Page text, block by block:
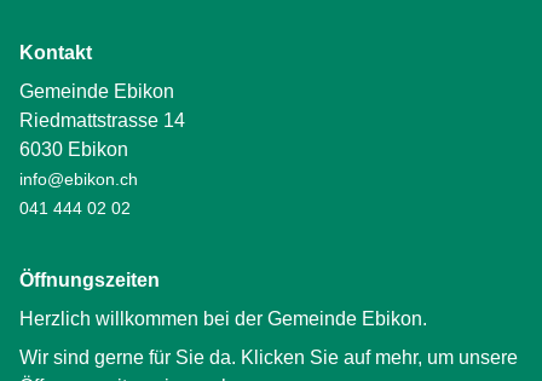
Kontakt
Gemeinde Ebikon
Riedmattstrasse 14
6030 Ebikon
info@ebikon.ch
041 444 02 02
Öffnungszeiten
Herzlich willkommen bei der Gemeinde Ebikon.
Wir sind gerne für Sie da. Klicken Sie auf mehr, um unsere